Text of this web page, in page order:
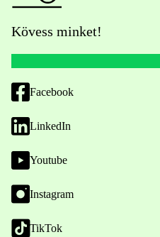
Kövess minket!
Facebook
LinkedIn
Youtube
Instagram
TikTok